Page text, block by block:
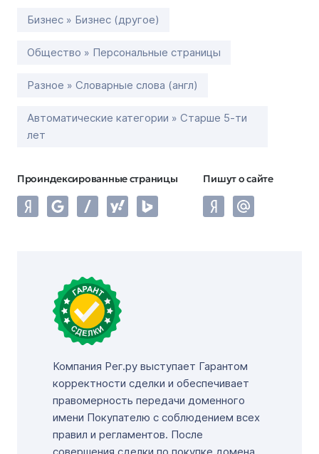
Бизнес » Бизнес (другое)
Общество » Персональные страницы
Разное » Словарные слова (англ)
Автоматические категории » Старше 5-ти
лет
Проиндексированные страницы Пишут о сайте
Компания Рег.ру выступает Гарантом
корректности сделки и обеспечивает
правомерность передачи доменного
имени Покупателю с соблюдением всех
правил и регламентов. После